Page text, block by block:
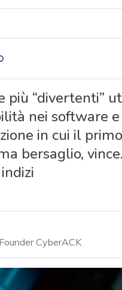
più “divertenti”
nei software
in cui il
bersaglio,
CyberACK